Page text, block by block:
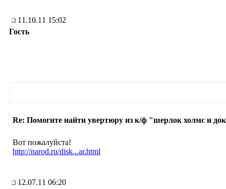
11.10.11 15:02
Гость
Re: Помогите найти увертюру из к/ф "шерлок холмс и
Вот пожалуйста!
http://narod.ru/disk...ar.html
12.07.11 06:20